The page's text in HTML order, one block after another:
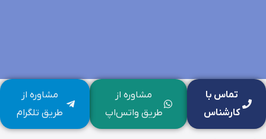
مشاوره از
طریق واتس‌اپ
مشاوره از
طریق تلگرام
تماس با
کارشناس